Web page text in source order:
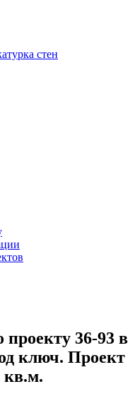
стен
проекту 36-93 в
ключ. Проект
кв.м.